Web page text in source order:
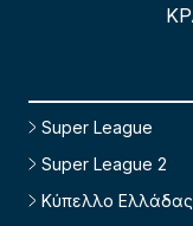
Super League
Super League 2
Κύπελλο Ελλάδας